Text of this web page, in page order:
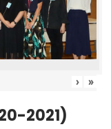
› »
2021)